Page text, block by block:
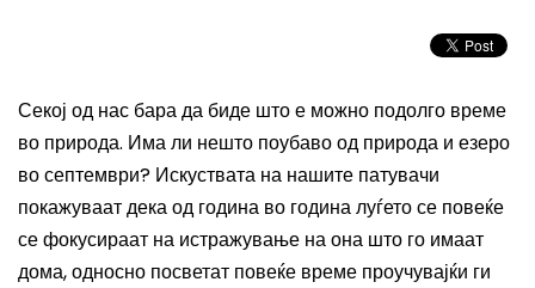
Секој од нас бара да биде што е можно подолго време
во природа. Има ли нешто поубаво од природа и езеро
во септември? Искуствата на нашите патувачи
покажуваат дека од година во година луѓето се повеќе
се фокусираат на истражување на она што го имаат
дома, односно посветат повеќе време проучувајќи ги